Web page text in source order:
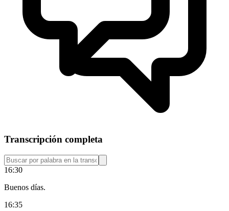
Transcripción completa
16:30
Buenos días.
16:35